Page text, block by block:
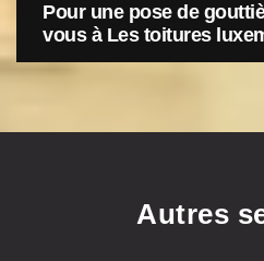
Pour une pose de
vous à Les toitures
Autres